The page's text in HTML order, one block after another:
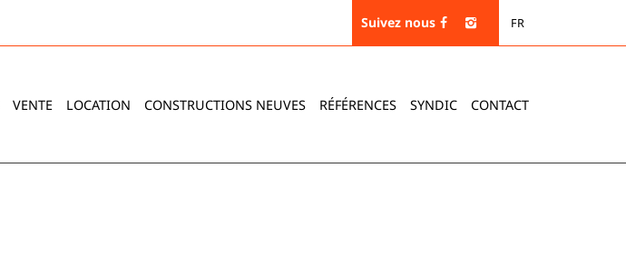
Suivez nous FR
VENTE LOCATION CONSTRUCTIONS NEUVES RÉFÉRENCES SYNDIC CONTACT